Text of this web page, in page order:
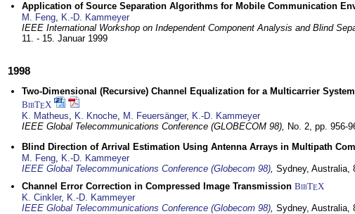
Application of Source Separation Algorithms for Mobile Communication
M. Feng, K.-D. Kammeyer
IEEE International Workshop on Independent Component Analysis and Blind
11. - 15. Januar 1999
1998
Two-Dimensional (Recursive) Channel Equalization for a Multicarrier
BibTEX
K. Matheus, K. Knoche, M. Feuersänger, K.-D. Kammeyer
IEEE Global Telecommunications Conference (GLOBECOM 98), No. 2, pp. 956-
Blind Direction of Arrival Estimation Using Antenna Arrays in Multipath
M. Feng, K.-D. Kammeyer
IEEE Global Telecommunications Conference (Globecom 98), Sydney, Australia,
Channel Error Correction in Compressed Image Transmission BibTEX
K. Cinkler, K.-D. Kammeyer
IEEE Global Telecommunications Conference (Globecom 98), Sydney, Australia,